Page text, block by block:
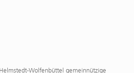
Wolfenbüttel gemeinnützige